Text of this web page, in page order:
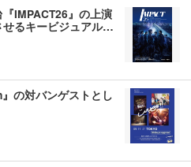
IMPACT26』の上演
るキービジュアル…
の対バンゲストとし